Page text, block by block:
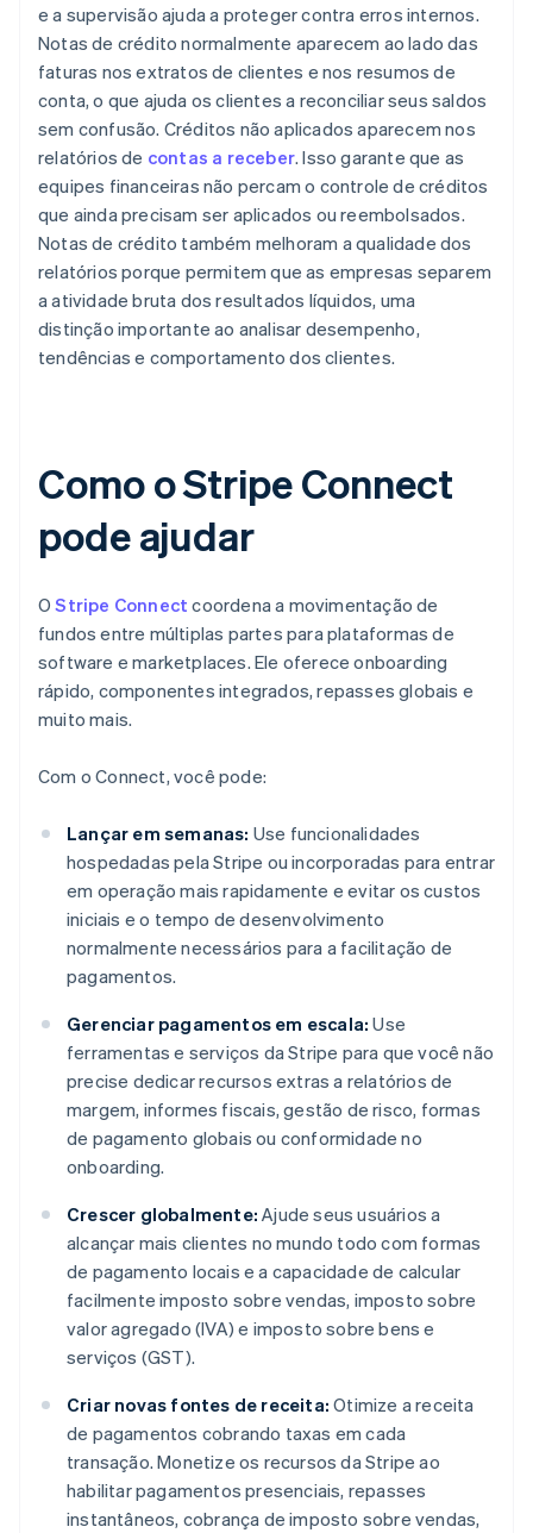
e a supervisão ajuda a proteger contra erros internos.
Notas de crédito normalmente aparecem ao lado das
faturas nos extratos de clientes e nos resumos de
conta, o que ajuda os clientes a reconciliar seus saldos
sem confusão. Créditos não aplicados aparecem nos
relatórios de contas a receber. Isso garante que as
equipes financeiras não percam o controle de créditos
que ainda precisam ser aplicados ou reembolsados.
Notas de crédito também melhoram a qualidade dos
relatórios porque permitem que as empresas separem
a atividade bruta dos resultados líquidos, uma
distinção importante ao analisar desempenho,
tendências e comportamento dos clientes.
Como o Stripe Connect
pode ajudar
OStripe Connect coordena a movimentação de
fundos entre múltiplas partes para plataformas de
software e marketplaces. Ele oferece onboarding
rápido, componentes integrados, repasses globais e
muito mais.
Com o Connect, você pode:
Lançar em semanas: Use funcionalidades
hospedadas pela Stripe ou incorporadas para entrar
em operação mais rapidamente e evitar os custos
iniciais e o tempo de desenvolvimento
normalmente necessários para a facilitação de
pagamentos.
Gerenciar pagamentos em escala: Use
ferramentas e serviços da Stripe para que você não
precise dedicar recursos extras a relatórios de
margem, informes fiscais, gestão de risco, formas
de pagamento globais ou conformidade no
onboarding.
Crescer globalmente: Ajude seus usuários a
alcançar mais clientes no mundo todo com formas
de pagamento locais e a capacidade de calcular
facilmente imposto sobre vendas, imposto sobre
valor agregado (IVA) e imposto sobre bens e
serviços (GST).
Criar novas fontes de receita: Otimize a receita
de pagamentos cobrando taxas em cada
transação. Monetize os recursos da Stripe ao
habilitar pagamentos presenciais, repasses
instantâneos, cobrança de imposto sobre vendas,